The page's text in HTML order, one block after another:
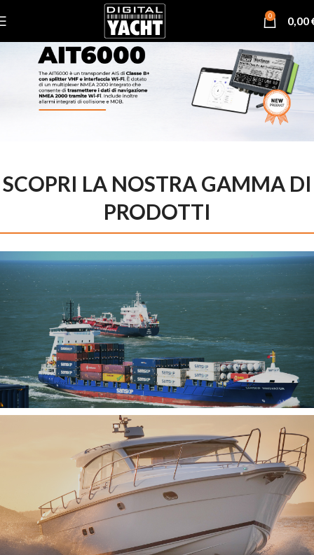
0 0,00
SCOPRI LA NOSTRA GAMMA DI
PRODOTTI
SISTEMI AIS